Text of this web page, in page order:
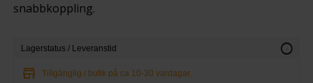
snabbkoppling.
Lagerstatus / Leveranstid info
store Tillgänglig i butik på ca 10-30 vardagar.